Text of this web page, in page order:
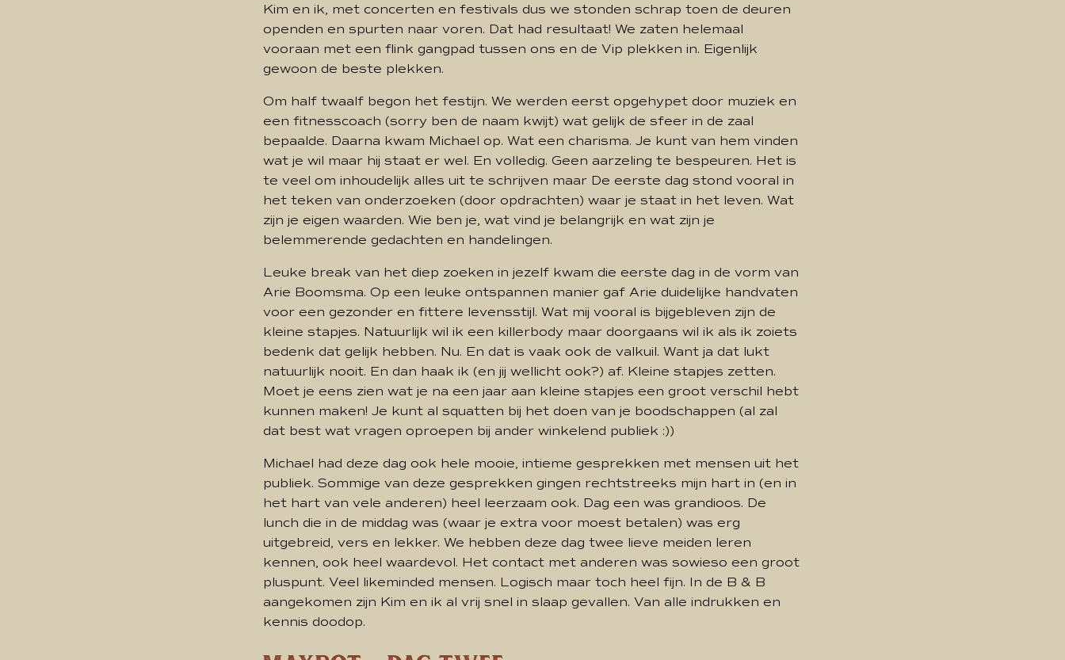
Kim en ik, met concerten en festivals dus we stonden schrap toen de deuren
openden en spurten naar voren. Dat had resultaat! We zaten helemaal
vooraan met een flink gangpad tussen ons en de Vip plekken in. Eigenlijk
gewoon de beste plekken.
Om half twaalf begon het festijn. We werden eerst opgehypet door muziek en
een fitnesscoach (sorry ben de naam kwijt) wat gelijk de sfeer in de zaal
bepaalde. Daarna kwam Michael op. Wat een charisma. Je kunt van hem vinden
wat je wil maar hij staat er wel. En volledig. Geen aarzeling te bespeuren. Het is
te veel om inhoudelijk alles uit te schrijven maar De eerste dag stond vooral in
het teken van onderzoeken (door opdrachten) waar je staat in het leven. Wat
zijn je eigen waarden. Wie ben je, wat vind je belangrijk en wat zijn je
belemmerende gedachten en handelingen.
Leuke break van het diep zoeken in jezelf kwam die eerste dag in de vorm van
Arie Boomsma. Op een leuke ontspannen manier gaf Arie duidelijke handvaten
voor een gezonder en fittere levensstijl. Wat mij vooral is bijgebleven zijn de
kleine stapjes. Natuurlijk wil ik een killerbody maar doorgaans wil ik als ik zoiets
bedenk dat gelijk hebben. Nu. En dat is vaak ook de valkuil. Want ja dat lukt
natuurlijk nooit. En dan haak ik (en jij wellicht ook?) af. Kleine stapjes zetten.
Moet je eens zien wat je na een jaar aan kleine stapjes een groot verschil hebt
kunnen maken! Je kunt al squatten bij het doen van je boodschappen (al zal
dat best wat vragen oproepen bij ander winkelend publiek :))
Michael had deze dag ook hele mooie, intieme gesprekken met mensen uit het
publiek. Sommige van deze gesprekken gingen rechtstreeks mijn hart in (en in
het hart van vele anderen) heel leerzaam ook. Dag een was grandioos. De
lunch die in de middag was (waar je extra voor moest betalen) was erg
uitgebreid, vers en lekker. We hebben deze dag twee lieve meiden leren
kennen, ook heel waardevol. Het contact met anderen was sowieso een groot
pluspunt. Veel likeminded mensen. Logisch maar toch heel fijn. In de B & B
aangekomen zijn Kim en ik al vrij snel in slaap gevallen. Van alle indrukken en
kennis doodop.